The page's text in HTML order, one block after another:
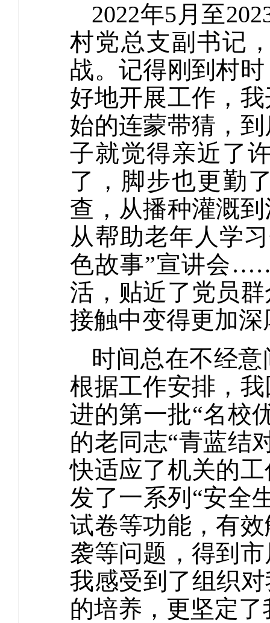
2022年5月至
村党总支副书记
战。记得刚到村
好地开展工作，
始的连蒙带猜，
子就觉得亲近了
了，脚步也更勤
查，从播种灌溉
从帮助老年人学
色故事”宣讲会
活，贴近了党员
接触中变得更加深
时间总在不经
根据工作安排，
进的第一批“名校
的老同志“青蓝结
快适应了机关的
发了一系列“安全
试卷等功能，有
袭等问题，得到
我感受到了组织
的培养，更坚定